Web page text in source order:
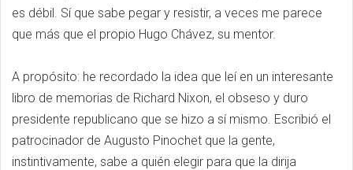
es débil. Sí que sabe pegar y resistir, a veces me parece
que más que el propio Hugo Chávez, su mentor.
A propósito: he recordado la idea que leí en un interesante
libro de memorias de Richard Nixon, el obseso y duro
presidente republicano que se hizo a sí mismo. Escribió el
patrocinador de Augusto Pinochet que la gente,
instintivamente, sabe a quién elegir para que la dirija